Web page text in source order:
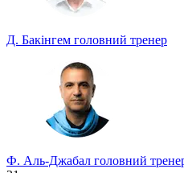
Д. Бакінгем головний тренер
Ф. Аль-Джабал головний